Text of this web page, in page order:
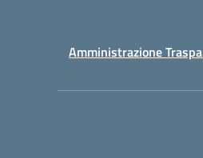
Amministrazione